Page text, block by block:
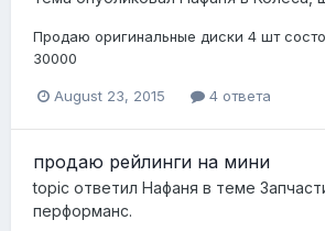
Продаю оригинальные диски 4 шт
30000
August 23, 2015 4 ответа
продаю рейлинги на мини
topic ответил Нафаня в теме
перформанс.